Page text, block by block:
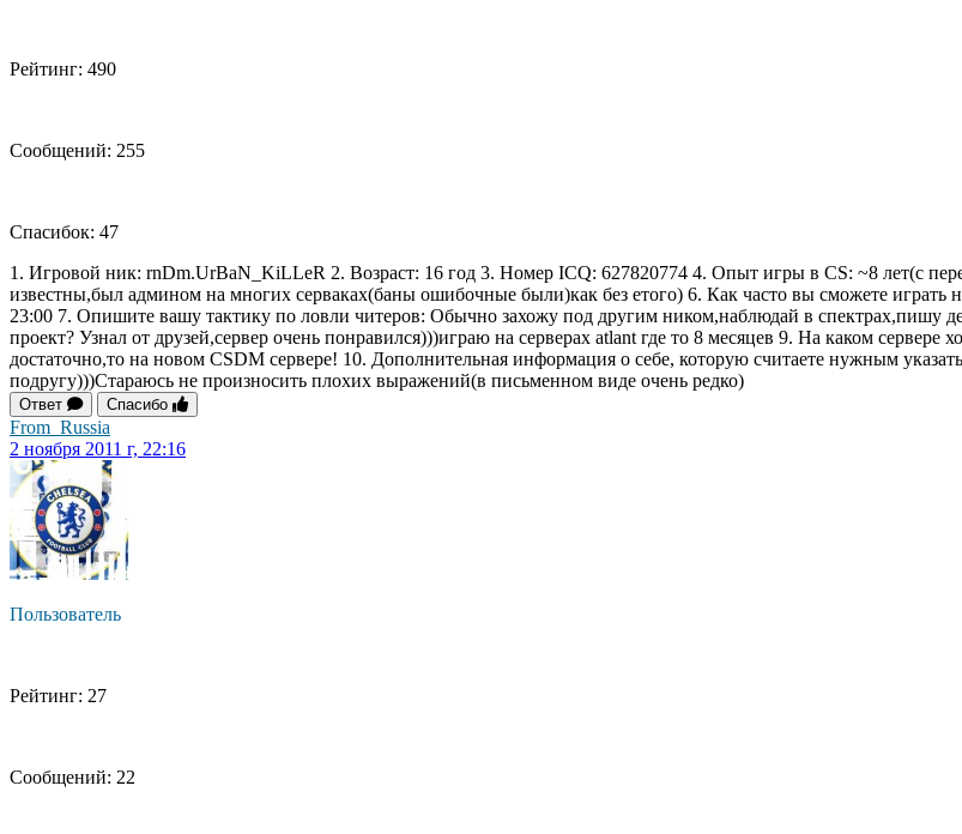
Рейтинг: 490
Сообщений: 255
Спасибок: 47
1. Игровой ник: rnDm.UrBaN_KiLLeR 2. Возраст: 16 год 3. Номер ICQ: 627820774 4. Опыт игры в CS: ~8 лет(с
известны,был админом на многих серваках(баны ошибочные были)как без етого) 6. Как часто вы сможете играть
23:00 7. Опишите вашу тактику по ловли читеров: Обычно захожу под другим ником,наблюдай в спектрах,пишу
проект? Узнал от друзей,сервер очень понравился)))играю на серверах atlant где то 8 месяцев 9. На каком
достаточно,то на новом CSDM сервере! 10. Дополнительная информация о себе, которую считаете нужным
подругу)))Стараюсь не произносить плохих выражений(в письменном виде очень редко)
Ответ Спасибо
From_Russia
2 ноября 2011 г, 22:16
Пользователь
Рейтинг: 27
Сообщений: 22